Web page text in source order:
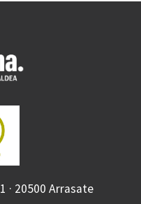
· 20500 Arrasate